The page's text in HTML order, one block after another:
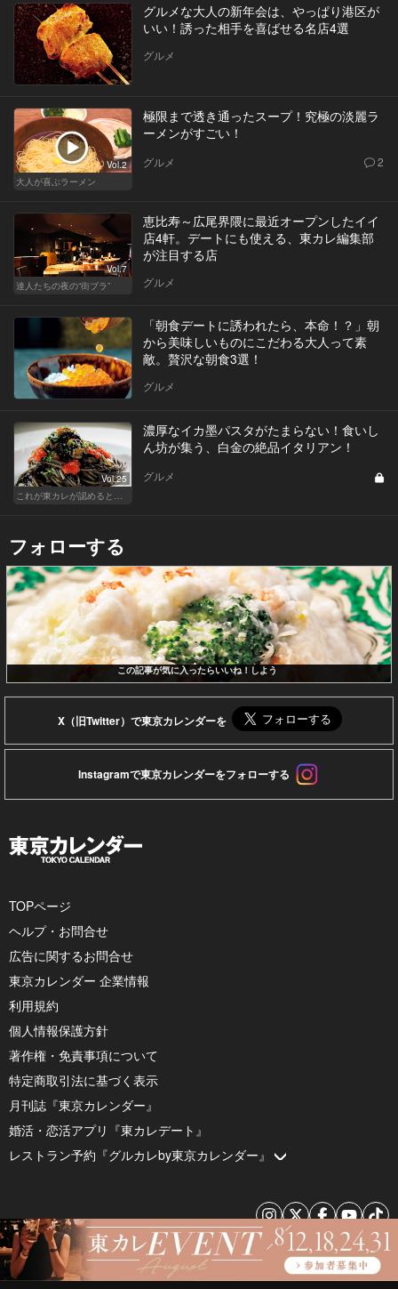
グルメな大人の新年会は、やっぱり港区が
いい！誘った相手を喜ばせる名店4選
グルメ
Vol.2
大人が喜ぶラーメン
極限まで透き通ったスープ！究極の淡麗ラ
ーメンがすごい！
グルメ 2
Vol.7
達人たちの夜の“街ブラ”
恵比寿～広尾界隈に最近オープンしたイイ
店4軒。デートにも使える、東カレ編集部
が注目する店
グルメ
「朝食デートに誘われたら、本命！？」朝
から美味しいものにこだわる大人って素
敵。贅沢な朝食3選！
グルメ
Vol.25
これが東カレが認めるとっておきの隠れ家
濃厚なイカ墨パスタがたまらない！食いし
ん坊が集う、白金の絶品イタリアン！
グルメ
フォローする
この記事が気に入ったらいいね！しよう
X（旧Twitter）で東京カレンダーを
Instagramで東京カレンダーをフォローする
TOPページ
ヘルプ・お問合せ
広告に関するお問合せ
東京カレンダー 企業情報
利用規約
個人情報保護方針
著作権・免責事項について
特定商取引法に基づく表示
月刊誌『東京カレンダー』
婚活・恋活アプリ『東カレデート』
レストラン予約『グルカレby東京カレンダー』
© 2026 by Tokyo Calendar, Inc.